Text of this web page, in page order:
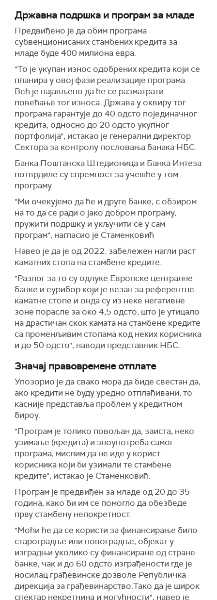
Државна подршка и програм за младе
Предвиђено је да обим програма
субвенционисаних стамбених кредита за
младе буде 400 милиона евра.
"То је укупан износ одобрених кредита који се
планира у овој фази реализације програма.
Већ је најављено да ће се разматрати
повећање тог износа. Држава у оквиру тог
програма гарантује до 40 одсто појединачног
кредита, односно до 20 одсто укупног
портфолија", истакао је генерални директор
Сектора за контролу пословања банака НБС.
Банка Поштанска Штедионица и Банка Интеза
потврдиле су спремност за учешће у том
програму.
"Ми очекујемо да ће и друге банке, с обзиром
на то да се ради о јако добром програму,
пружити подршку и укључити се у сам
програм", нагласио је Стаменковић
Навео је да је од 2022. забележен нагли раст
каматних стопа на стамбене кредите.
"Разлог за то су одлуке Европске централне
банке и еурибор који је везан за референтне
каматне стопе и онда су из неке негативне
зоне порасле за око 4,5 одсто, што је утицало
на драстичан скок камата на стамбене кредите
са променљивим стопама код неких корисника
и до 50 одсто", наводи представник НБС.
Значај правовремене отплате
Упозорио је да свако мора да биде свестан да,
ако кредити не буду уредно отплаћивани, то
касније представља проблем у кредитном
бироу.
"Програм је толико повољан да, заиста, неко
узимање (кредита) и злоупотреба самог
програма, мислим да не иде у корист
корисника који би узимали те стамбене
кредите", истакао је Стаменковић.
Програм је предвиђен за младе од 20 до 35
година, како би им се помогло да обезбеде
прву стамбену непокретност.
"Моћи ће да се користи за финансирање било
староградње или новоградње, објекат у
изградњи уколико су финансиране од стране
банке, чак и до 60 одсто изграђености где је
носилац грађевинске дозволе Републичка
дирекција за грађевинарство.Тако да је широк
спектар некретнина и могућности", навео је